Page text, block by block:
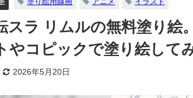
スラ リムルの無料塗り絵
やコピックで塗り絵して
2026年5月20日